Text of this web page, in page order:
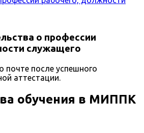
о профессии
служащего
почте после успешного
аттестации.
обучения в МИППК